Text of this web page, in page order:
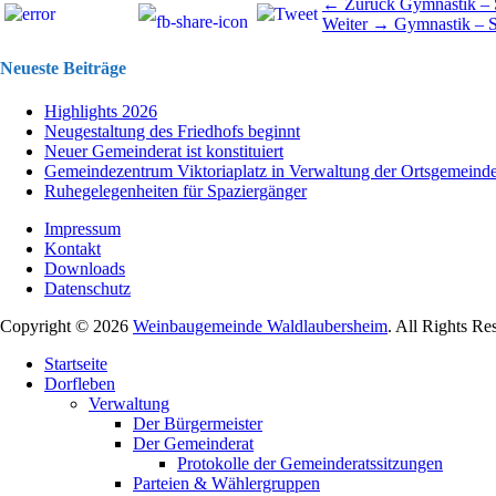
Beitragsnavigation ← Zurück
Beitrag:
Gymnastik –
Weiter → Nächster
Gymnastik –
Neueste Beiträge
Highlights 2026
Neugestaltung des Friedhofs beginnt
Neuer Gemeinderat ist konstituiert
Gemeindezentrum Viktoriaplatz in Verwaltung der
Ruhegelegenheiten für Spaziergänger
Impressum
Kontakt
Downloads
Datenschutz
Copyright © 2026 Weinbaugemeinde Waldlaubersheim. All Rights
oben
scrollen
Startseite
Dorfleben
Verwaltung
Der Bürgermeister
Der Gemeinderat
Protokolle der Gemeinderatssitzungen
Parteien & Wählergruppen